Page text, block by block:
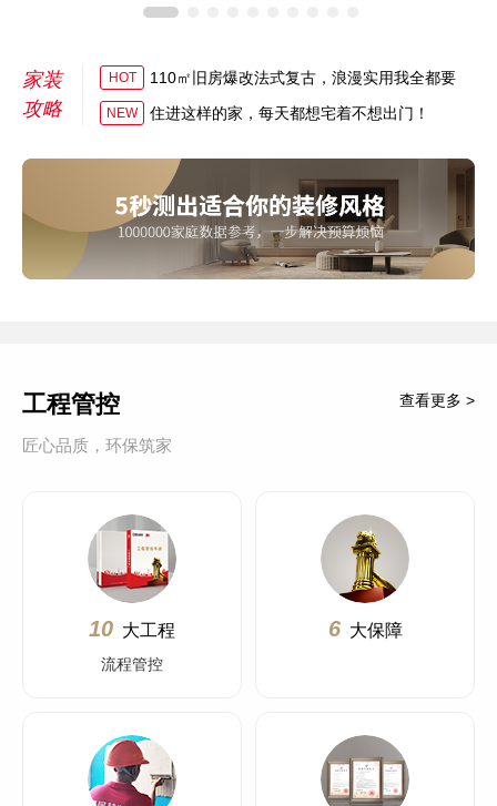
家装
攻略
HOT 110㎡旧房爆改法式复古，浪漫实用我全都要
NEW 住进这样的家，每天都想宅着不想出门！
工程管控
匠心品质，环保筑家
查看更多 >
10 大工程
流程管控
6 大保障